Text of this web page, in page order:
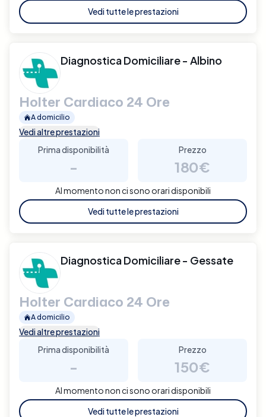
Vedi tutte le prestazioni
Diagnostica Domiciliare - Albino
Holter Cardiaco 24 Ore
A domicilio
Vedi altre prestazioni
Prima disponibilità
-
Prezzo
180€
Al momento non ci sono orari disponibili
Vedi tutte le prestazioni
Diagnostica Domiciliare - Gessate
Holter Cardiaco 24 Ore
A domicilio
Vedi altre prestazioni
Prima disponibilità
-
Prezzo
150€
Al momento non ci sono orari disponibili
Vedi tutte le prestazioni